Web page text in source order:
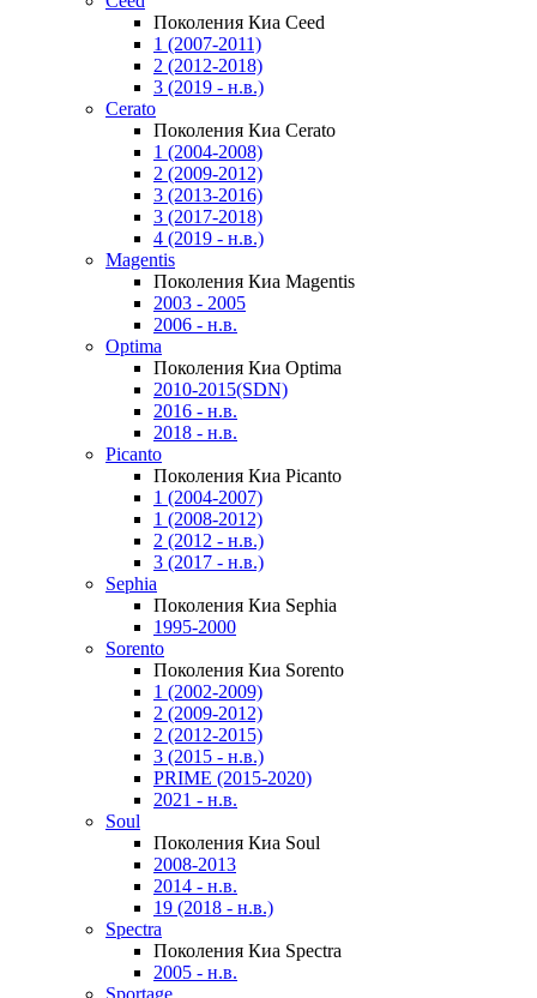
Поколения Киа Ceed
1 (2007-2011)
2 (2012-2018)
3 (2019 - н.в.)
Cerato
Поколения Киа Cerato
1 (2004-2008)
2 (2009-2012)
3 (2013-2016)
3 (2017-2018)
4 (2019 - н.в.)
Magentis
Поколения Киа Magentis
2003 - 2005
2006 - н.в.
Optima
Поколения Киа Optima
2010-2015(SDN)
2016 - н.в.
2018 - н.в.
Picanto
Поколения Киа Picanto
1 (2004-2007)
1 (2008-2012)
2 (2012 - н.в.)
3 (2017 - н.в.)
Sephia
Поколения Киа Sephia
1995-2000
Sorento
Поколения Киа Sorento
1 (2002-2009)
2 (2009-2012)
2 (2012-2015)
3 (2015 - н.в.)
PRIME (2015-2020)
2021 - н.в.
Soul
Поколения Киа Soul
2008-2013
2014 - н.в.
19 (2018 - н.в.)
Spectra
Поколения Киа Spectra
2005 - н.в.
Sportage